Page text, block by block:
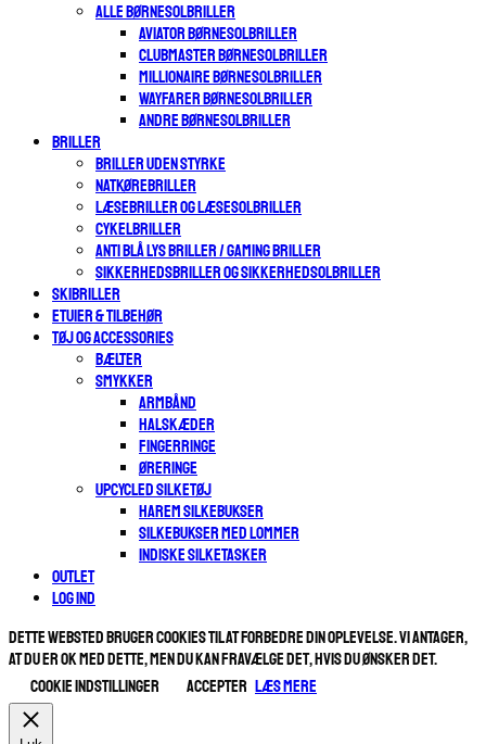
ALLE BØRNESOLBRILLER
AVIATOR BØRNESOLBRILLER
CLUBMASTER BØRNESOLBRILLER
MILLIONAIRE BØRNESOLBRILLER
WAYFARER BØRNESOLBRILLER
ANDRE BØRNESOLBRILLER
BRILLER
BRILLER UDEN STYRKE
NATKØREBRILLER
LÆSEBRILLER OG LÆSESOLBRILLER
CYKELBRILLER
ANTI BLÅ LYS BRILLER / GAMING BRILLER
SIKKERHEDSBRILLER OG SIKKERHEDSOLBRILLER
SKIBRILLER
ETUIER & TILBEHØR
TØJ OG ACCESSORIES
BÆLTER
SMYKKER
ARMBÅND
HALSKÆDER
FINGERRINGE
ØRERINGE
UPCYCLED SILKETØJ
HAREM SILKEBUKSER
SILKEBUKSER MED LOMMER
INDISKE SILKETASKER
OUTLET
Log ind
Dette websted bruger cookies til at forbedre din oplevelse. Vi antager,
at du er ok med dette, men du kan fravælge det, hvis du ønsker det.
Cookie indstillinger
ACCEPTER Læs mere